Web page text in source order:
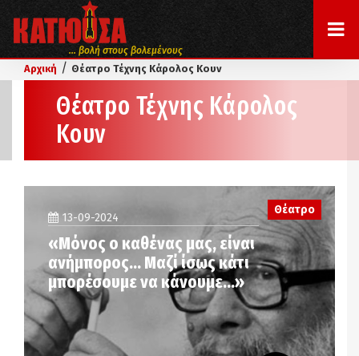
... βολή στους βολεμένους
Αρχική / Θέατρο Τέχνης Κάρολος Κουν
Θέατρο Τέχνης Κάρολος
Κουν
Θέατρο
13-09-2024
«Μόνος ο καθένας μας, είναι
ανήμπορος… Μαζί ίσως κάτι
μπορέσουμε να κάνουμε…»